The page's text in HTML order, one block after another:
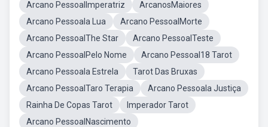
Arcano PessoalImperatriz
ArcanosMaiores
Arcano Pessoala Lua
Arcano PessoalMorte
Arcano PessoalThe Star
Arcano PessoalTeste
Arcano PessoalPelo Nome
Arcano Pessoal18 Tarot
Arcano Pessoala Estrela
Tarot Das Bruxas
Arcano PessoalTaro Terapia
Arcano Pessoala Justiça
Rainha De Copas Tarot
Imperador Tarot
Arcano PessoalNascimento